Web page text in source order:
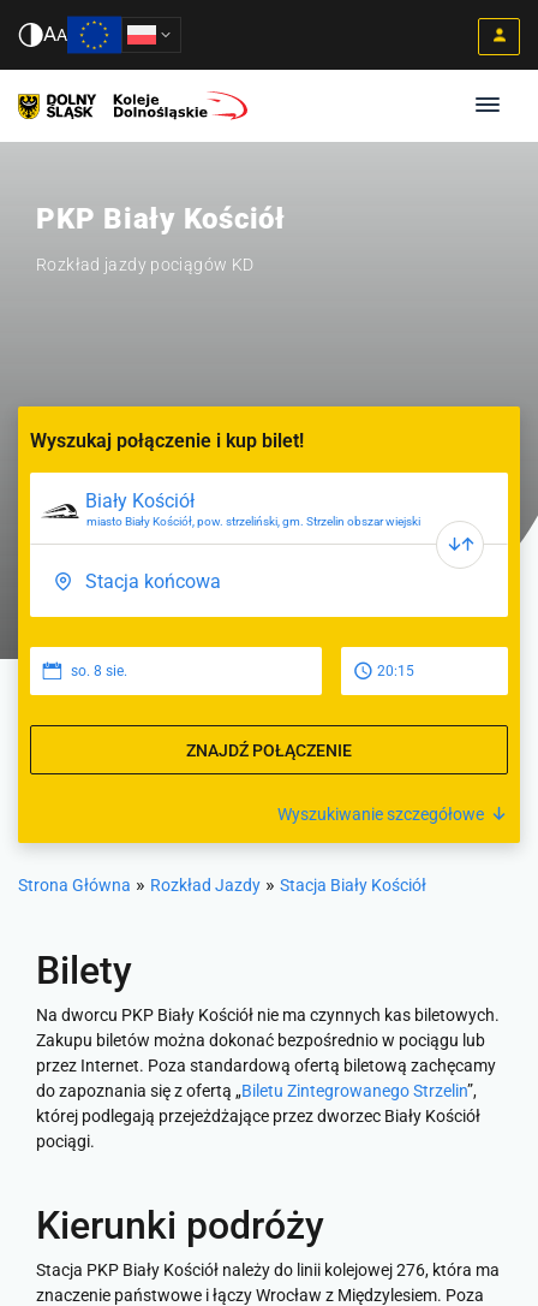
AA
PKP Biały Kościół
Rozkład jazdy pociągów KD
Wyszukaj połączenie i kup bilet!
miasto Biały Kościół, pow. strzeliński, gm. Strzelin obszar wiejski
so. 8 sie. 20:15
ZNAJDŹ POŁĄCZENIE
Wyszukiwanie szczegółowe
Strona Główna » Rozkład Jazdy » Stacja Biały Kościół
Bilety
Na dworcu PKP Biały Kościół nie ma czynnych kas biletowych.
Zakupu biletów można dokonać bezpośrednio w pociągu lub
przez Internet. Poza standardową ofertą biletową zachęcamy
do zapoznania się z ofertą „Biletu Zintegrowanego Strzelin”,
której podlegają przejeżdżające przez dworzec Biały Kościół
pociągi.
Kierunki podróży
Stacja PKP Biały Kościół należy do linii kolejowej 276, która ma
znaczenie państwowe i łączy Wrocław z Międzylesiem. Poza